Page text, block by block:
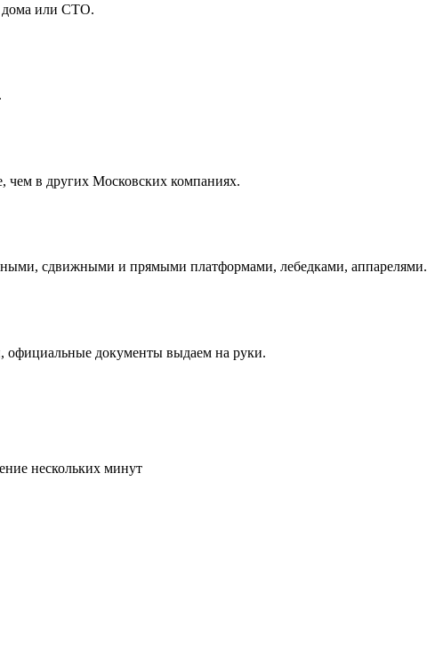
дома или СТО.
чем в других Московских компаниях.
сдвижными и прямыми платформами, лебедками, аппарелями.
официальные документы выдаем на руки.
нескольких минут